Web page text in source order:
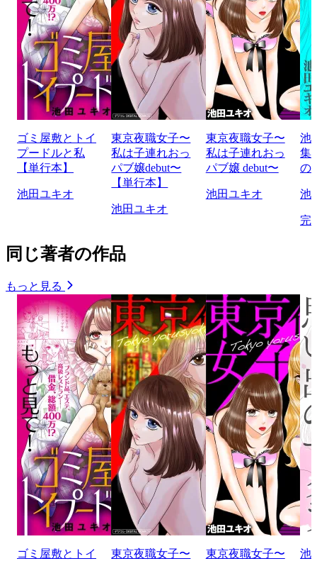
ゴミ屋敷とトイ
プードルと私
【単行本】
池田ユキオ
東京夜職女子〜
私は子連れおっ
パブ嬢debut〜
【単行本】
池田ユキオ
東京夜職女子〜
私は子連れおっ
パブ嬢 debut〜
池田ユキオ
池
集
の
池
完
同じ著者の作品
もっと見る
ゴミ屋敷とトイ
東京夜職女子〜
東京夜職女子〜
池